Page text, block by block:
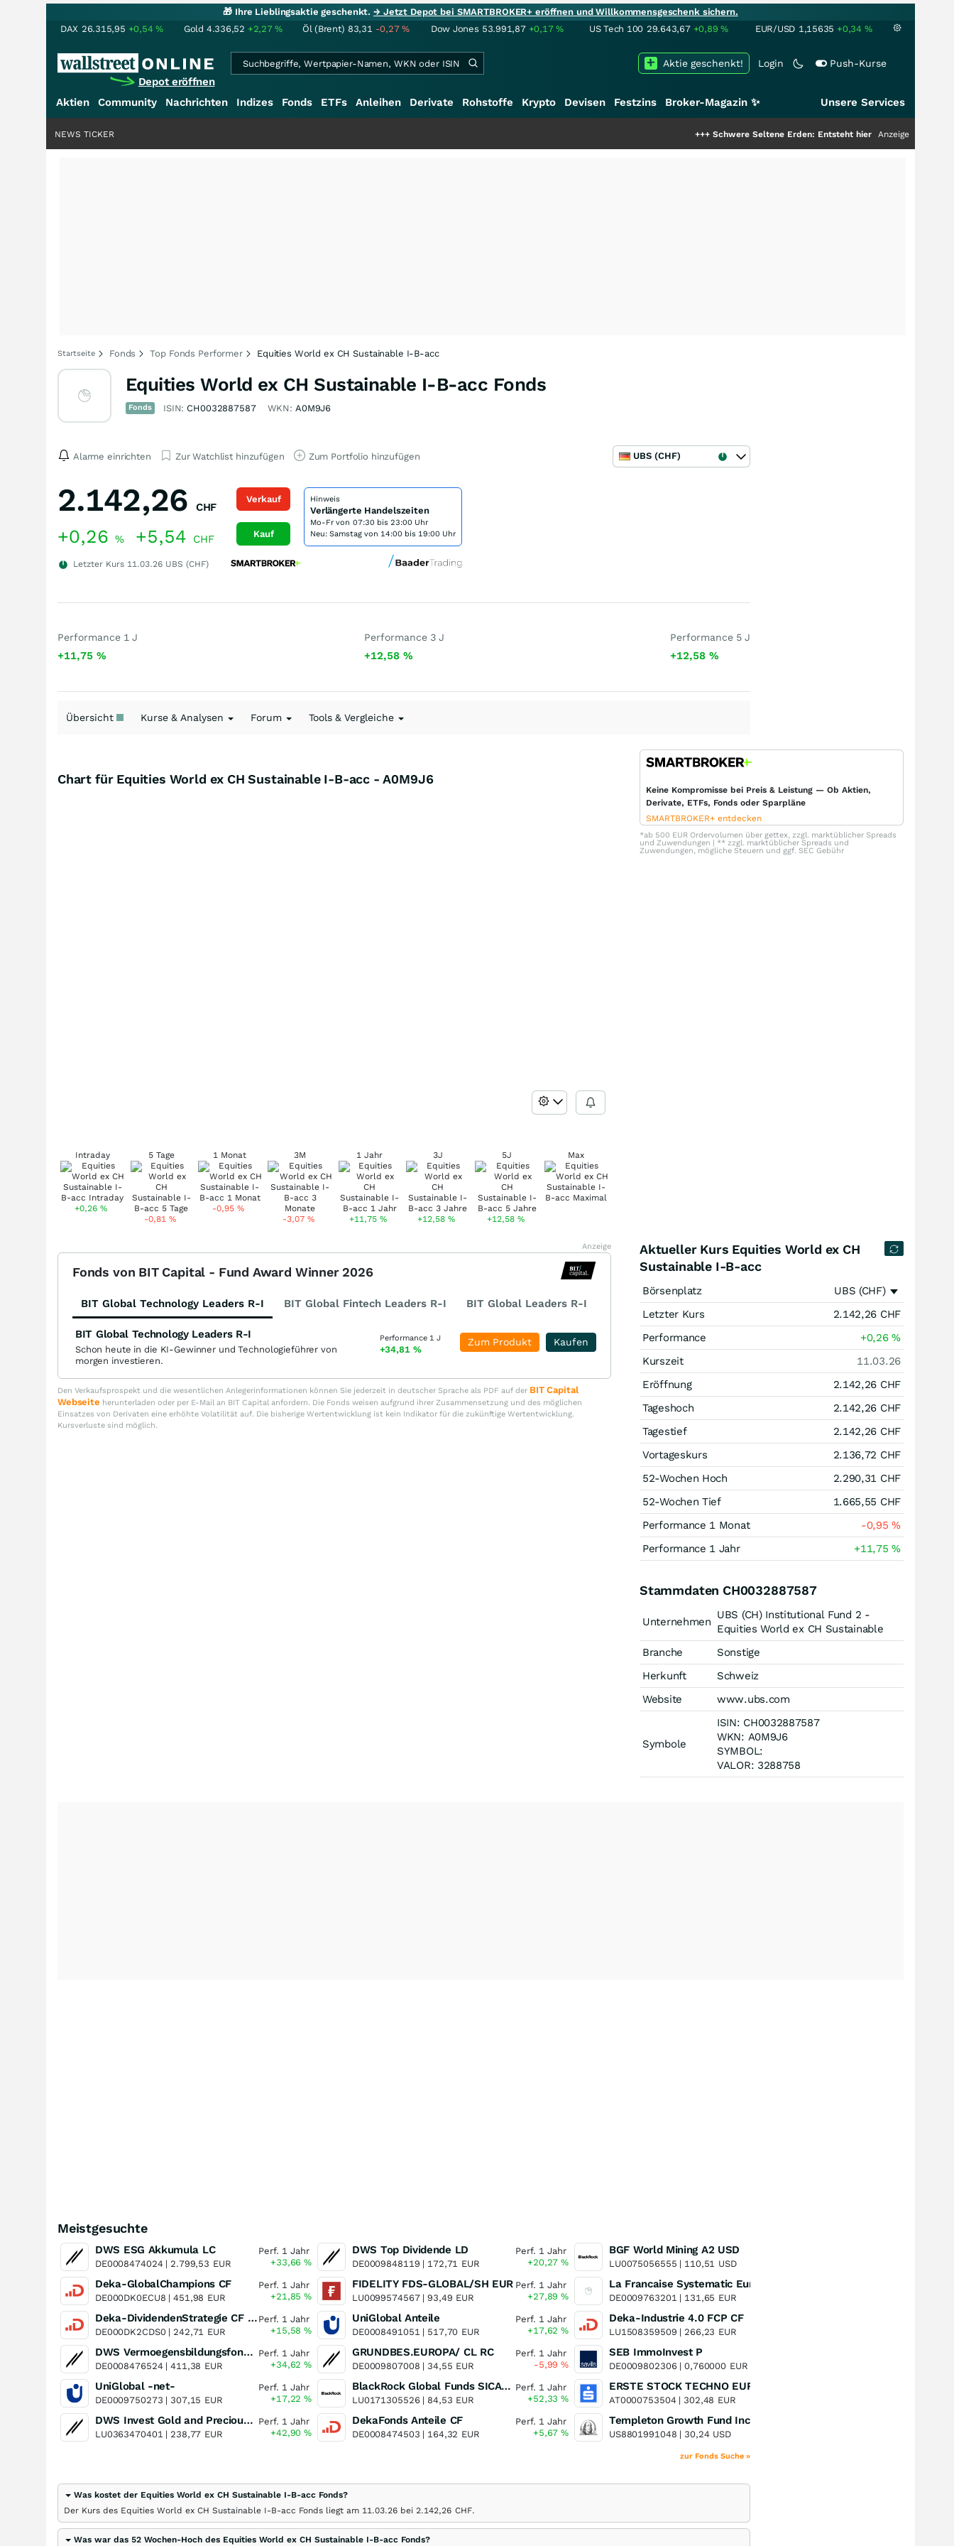
🎁 Ihre Lieblingsaktie geschenkt.→ Jetzt Depot bei SMARTBROKER+ eröffnen und Willkommensgeschenk sichern.
DAX 26.315,95 +0,54% Gold 4.336,52 +2,27% Öl (Brent) 83,31 -0,27% Dow Jones 53.991,87 +0,17% US Tech 100 29.643,67 +0,89% EUR/USD 1,15635 +0,34 %
Depot eröffnen
Login Push-Kurse
Aktie geschenkt!
Aktien Community Nachrichten Indizes Fonds ETFs Anleihen Derivate Rohstoffe Krypto Devisen Festzins Broker-Magazin ✨ Unsere Services
Schwere Seltene Erden: Entsteht hier die nächste Milliardenstory?
Anzeige
NEWS TICKER
Startseite Fonds Top Fonds Performer Equities World ex CH Sustainable I-B-acc
Equities World ex CH Sustainable I-B-acc Fonds
Fonds ISIN: CH0032887587 WKN: A0M9J6
Alarme einrichten Zur Watchlist hinzufügen Zum Portfolio hinzufügen UBS (CHF)
2.142,26 CHF
+0,26 % +5,54 CHF
Letzter Kurs 11.03.26 UBS (CHF)
Verkauf
Kauf
Hinweis
Verlängerte Handelszeiten
Mo-Fr von 07:30 bis 23:00 Uhr
Neu: Samstag von 14:00 bis 19:00 Uhr
Performance 1 J
+11,75 %
Performance 3 J
+12,58 %
Performance 5 J
+12,58 %
Übersicht Kurse & Analysen Forum Tools & Vergleiche
Chart für Equities World ex CH Sustainable I-B-acc - A0M9J6
Intraday
+0,26%
5 Tage
-0,81 %
1 Monat
-0,95%
3M
-3,07%
1 Jahr
+11,75%
3J
+12,58%
5J
+12,58 %
Max
Keine Kompromisse bei Preis & Leistung — Ob Aktien,
Derivate, ETFs, Fonds oder Sparpläne
SMARTBROKER+ entdecken
*ab 500 EUR Ordervolumen über gettex, zzgl. marktüblicher Spreads
und Zuwendungen | ** zzgl. marktüblicher Spreads und
Zuwendungen, mögliche Steuern und ggf. SEC Gebühr
Anzeige
Fonds von BIT Capital - Fund Award Winner 2026
BIT Global Technology Leaders R-I BIT Global Fintech Leaders R-I BIT Global Leaders R-I
BIT Global Technology Leaders R-I
Schon heute in die KI-Gewinner und Technologieführer von
morgen investieren.
Performance 1 J
+34,81 %
Kaufen
Zum Produkt
Den Verkaufsprospekt und die wesentlichen Anlegerinformationen können Sie jederzeit in deutscher Sprache als PDF auf der BIT Capital
Webseite herunterladen oder per E-Mail an BIT Capital anfordern. Die Fonds weisen aufgrund ihrer Zusammensetzung und des möglichen
Einsatzes von Derivaten eine erhöhte Volatilität auf. Die bisherige Wertentwicklung ist kein Indikator für die zukünftige Wertentwicklung.
Kursverluste sind möglich.
Aktueller Kurs Equities World ex CH
Sustainable I-B-acc
Börsenplatz
UBS (CHF)
Letzter Kurs
2.142,26 CHF
Performance
+0,26%
Kurszeit
11.03.26
Eröffnung
2.142,26 CHF
Tageshoch
2.142,26 CHF
Tagestief
2.142,26 CHF
Vortageskurs
2.136,72 CHF
52-Wochen Hoch
2.290,31 CHF
52-Wochen Tief
1.665,55 CHF
Performance 1 Monat
-0,95%
Performance 1 Jahr
+11,75%
Stammdaten CH0032887587
Unternehmen
UBS (CH) Institutional Fund 2 -
Equities World ex CH Sustainable
Branche
Sonstige
Herkunft
Schweiz
Website
www.ubs.com
Symbole
ISIN: CH0032887587
WKN: A0M9J6
SYMBOL:
VALOR: 3288758
Meistgesuchte
DWS ESG Akkumula LC
DE0008474024 | 2.799,53 EUR
Perf. 1 Jahr
+33,66%
Deka-GlobalChampions CF
DE000DK0ECU8 |451,98 EUR
Perf. 1 Jahr
+21,85%
Deka-DividendenStrategie CF (A)
DE000DK2CDS0 | 242,71 EUR
Perf. 1 Jahr
+15,58%
DWS Vermoegensbildungsfonds I LD
DE0008476524 |411,38 EUR
Perf. 1 Jahr
+34,62%
UniGlobal -net-
DE0009750273 | 307,15 EUR
Perf. 1 Jahr
+17,22%
DWS Invest Gold and Precious Metals Equities LD
LU0363470401 | 238,77 EUR
Perf. 1 Jahr
+42,90%
DWS Top Dividende LD
DE0009848119 | 172,71 EUR
Perf. 1 Jahr
+20,27%
FIDELITY FDS-GLOBAL/SH EUR
LU0099574567 |93,49 EUR
Perf. 1 Jahr
+27,89%
UniGlobal Anteile
DE0008491051 | 517,70 EUR
Perf. 1 Jahr
+17,62%
GRUNDBES.EUROPA/ CL RC
DE0009807008 | 34,55 EUR
Perf. 1 Jahr
-5,99%
BlackRock Global Funds SICAV - World Gold Fund A2
LU0171305526 | 84,53 EUR
Perf. 1 Jahr
+52,33%
DekaFonds Anteile CF
DE0008474503 | 164,32 EUR
Perf. 1 Jahr
+5,67%
BGF World Mining A2 USD
LU0075056555 | 110,51 USD
DE0009763201 | 131,65 EUR
Deka-Industrie 4.0 FCP CF
LU1508359509 | 266,23 EUR
SEB ImmoInvest P
DE0009802306 |0,760000 EUR
AT0000753504 | 302,48 EUR
Templeton Growth Fund Inc A
US8801991048 | 30,24 USD
zur Fonds Suche »
Was kostet der Equities World ex CH Sustainable I-B-acc Fonds?
Der Kurs des Equities World ex CH Sustainable I-B-acc Fonds liegt am 11.03.26 bei 2.142,26 CHF.
Was war das 52 Wochen-Hoch des Equities World ex CH Sustainable I-B-acc Fonds?